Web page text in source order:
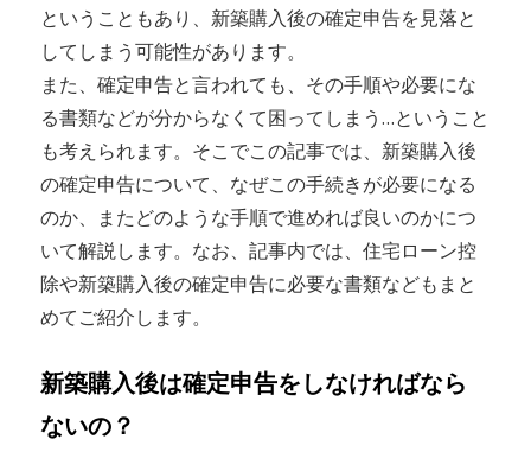
ということもあり、新築購入後の確定申告を見落と
してしまう可能性があります。
また、確定申告と言われても、その手順や必要にな
る書類などが分からなくて困ってしまう…ということ
も考えられます。そこでこの記事では、新築購入後
の確定申告について、なぜこの手続きが必要になる
のか、またどのような手順で進めれば良いのかにつ
いて解説します。なお、記事内では、住宅ローン控
除や新築購入後の確定申告に必要な書類などもまと
めてご紹介します。
新築購入後は確定申告をしなければなら
ないの？